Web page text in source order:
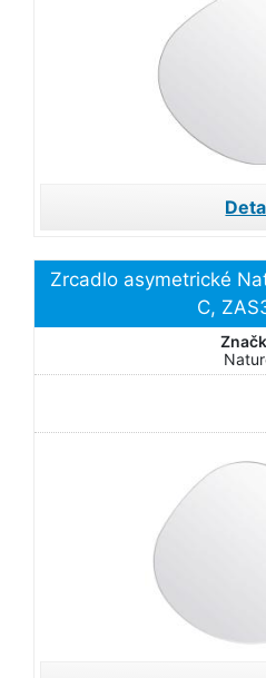
Zrcadlo asymetrické
C,